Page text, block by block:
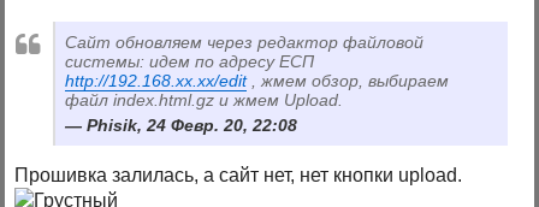
Сайт обновляем через редактор файловой
системы: идем по адресу ЕСП
http://192.168.xx.xx/edit, жмем обзор, выбираем
файл index.html.gz и жмем Upload.
Phisik, 24 Февр. 20, 22:08
Прошивка залилась, а сайт нет, нет кнопки upload.